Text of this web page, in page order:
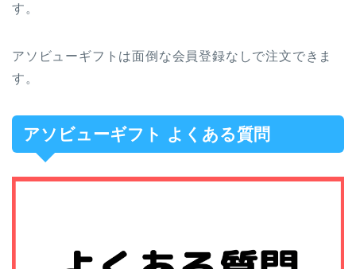
す。
アソビューギフトは面倒な会員登録なしで注文できま
す。
アソビューギフト よくある質問